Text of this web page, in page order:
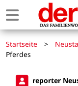
Startseite >
Pferdes
reporter